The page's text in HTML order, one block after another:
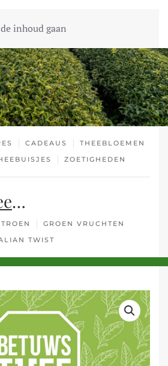
inhoud gaan
CADEAUS
THEEBLOEMEN
ZOETIGHEDEN
…
GROEN VRUCHTEN
TWIST